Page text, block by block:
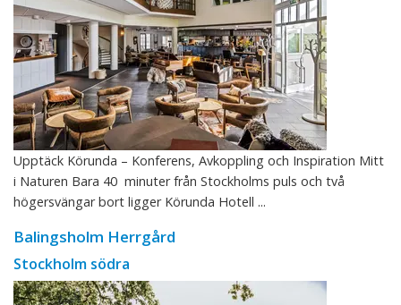
Upptäck Körunda – Konferens, Avkoppling och Inspiration Mitt
i Naturen Bara 40 minuter från Stockholms puls och två
högersvängar bort ligger Körunda Hotell ...
Balingsholm Herrgård
Stockholm södra